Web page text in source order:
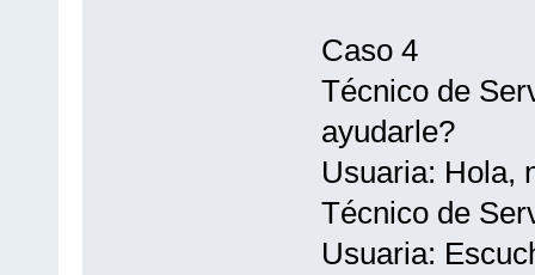
Caso 4
Técnico de
ayudarle?
Usuaria: Hola,
Técnico de
Usuaria: